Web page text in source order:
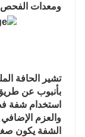
ومعدات الفحص
تشير الحافة
بأنبوب عن
استخدام شفة
والعزم الإضافي
الشفة يكون